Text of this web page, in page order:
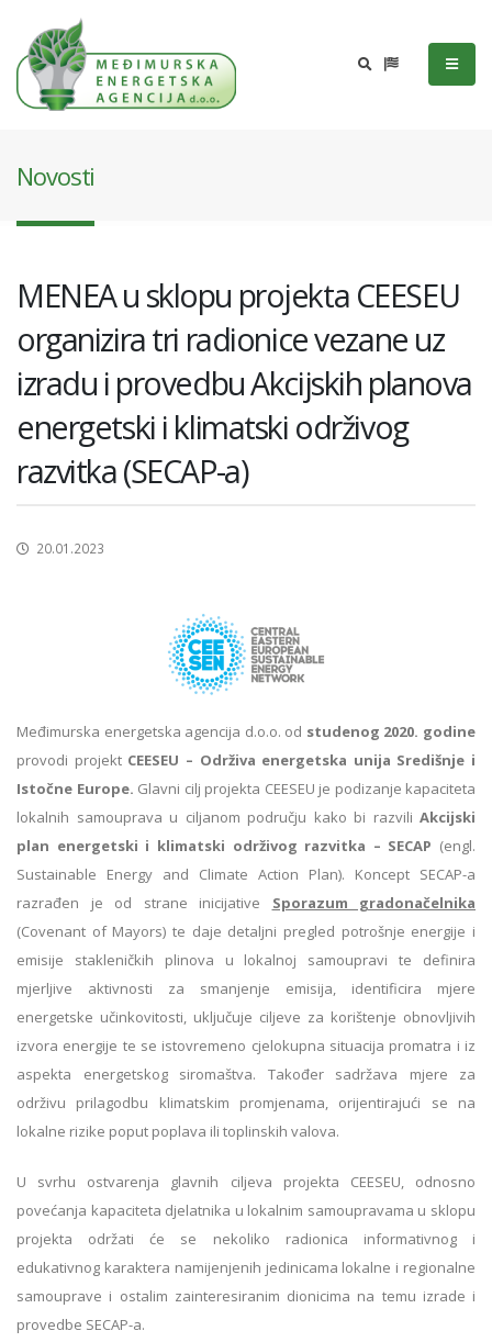
Novosti
MENEA u sklopu projekta CEESEU
organizira tri radionice vezane uz
izradu i provedbu Akcijskih planova
energetski i klimatski održivog
razvitka (SECAP-a)
20.01.2023
Međimurska energetska agencija d.o.o. od studenog 2020. godine
provodi projekt CEESEU – Održiva energetska unija Središnje i
Istočne Europe. Glavni cilj projekta CEESEU je podizanje kapaciteta
lokalnih samouprava u ciljanom području kako bi razvili Akcijski
plan energetski i klimatski održivog razvitka – SECAP (engl.
Sustainable Energy and Climate Action Plan). Koncept SECAP-a
razrađen je od strane inicijative Sporazum gradonačelnika
(Covenant of Mayors) te daje detaljni pregled potrošnje energije i
emisije stakleničkih plinova u lokalnoj samoupravi te definira
mjerljive aktivnosti za smanjenje emisija, identificira mjere
energetske učinkovitosti, uključuje ciljeve za korištenje obnovljivih
izvora energije te se istovremeno cjelokupna situacija promatra i iz
aspekta energetskog siromaštva. Također sadržava mjere za
održivu prilagodbu klimatskim promjenama, orijentirajući se na
lokalne rizike poput poplava ili toplinskih valova.
U svrhu ostvarenja glavnih ciljeva projekta CEESEU, odnosno
povećanja kapaciteta djelatnika u lokalnim samoupravama u sklopu
projekta održati će se nekoliko radionica informativnog i
edukativnog karaktera namijenjenih jedinicama lokalne i regionalne
samouprave i ostalim zainteresiranim dionicima na temu izrade i
provedbe SECAP-a.